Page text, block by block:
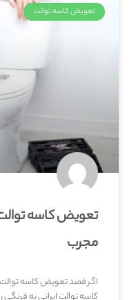
تعویض کاسه توالت
تعویض کاسه
مجرب
اگر قصد تعویض کاسه توالت
کاسه توالت ایرانی به فرنگی